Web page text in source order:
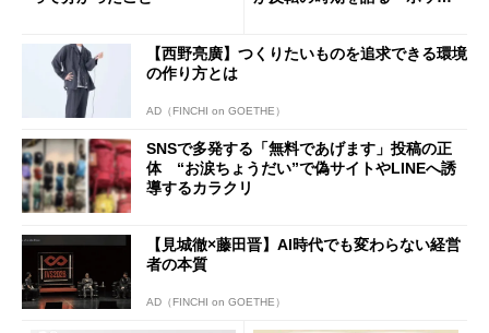
【西野亮廣】つくりたいものを追求できる環境
の作り方とは
AD（FINCHI on GOETHE）
SNSで多発する「無料であげます」投稿の正
体 “お涙ちょうだい”で偽サイトやLINEへ誘
導するカラクリ
【見城徹×藤田晋】AI時代でも変わらない経営
者の本質
AD（FINCHI on GOETHE）